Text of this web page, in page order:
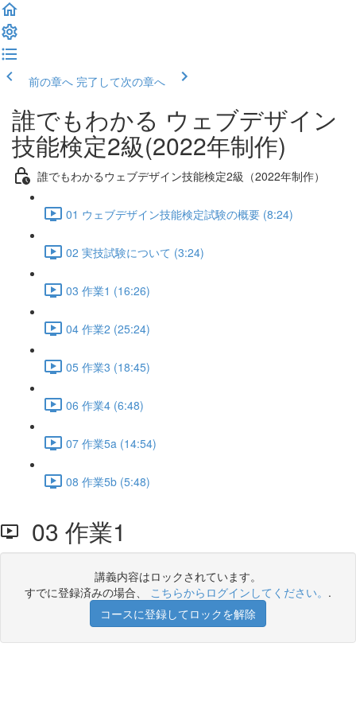
前の章へ 完了して次の章へ
誰でもわかる ウェブデザイン
技能検定2級(2022年制作)
誰でもわかるウェブデザイン技能検定2級（2022年制作）
01 ウェブデザイン技能検定試験の概要 (8:24)
02 実技試験について (3:24)
03 作業1 (16:26)
04 作業2 (25:24)
05 作業3 (18:45)
06 作業4 (6:48)
07 作業5a (14:54)
08 作業5b (5:48)
03 作業1
講義内容はロックされています。
すでに登録済みの場合、 こちらからログインしてください。 .
コースに登録してロックを解除